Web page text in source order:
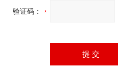
验证码：